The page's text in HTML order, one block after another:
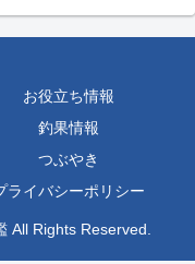
お役立ち情報
釣果情報
つぶやき
ライバシーポリシー
All Rights Reserved.